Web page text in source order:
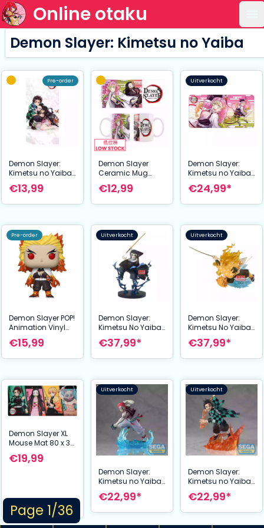
Online otaku
Page 1/36
Demon Slayer: Kimetsu no Yaiba
Pre-order
Demon Slayer:
Kimetsu no Yaiba
Towel Ver. 3 140 x
70 cm
€13,99
Demon Slayer
Ceramic Mug
Mitsuri & Nezuko
€12,99
Uitverkocht
Demon Slayer:
Kimetsu no Yaiba
XXL Mousepad
Mitsuri Kanroji 80 x
€24,99*
Pre-order
Demon Slayer POP!
Animation Vinyl
Figure Rengoku 9
cm
€15,99
Uitverkocht
Demon Slayer:
Kimetsu No Yaiba
Vibration Stars
Plus PVC Statue
€37,99*
Uitverkocht
Demon Slayer:
Kimetsu No Yaiba
Vibration Stars
Plus PVC Statue
€37,99*
Demon Slayer XL
Mouse Mat 80 x 35
cm
€19,99
Uitverkocht
Demon Slayer:
Kimetsu no Yaiba
Xross Link Anime
PVC Statue Akaza
€22,99*
Uitverkocht
Demon Slayer:
Kimetsu no Yaiba
Xross Link Anime
PVC Statue Tanjiro
€22,99*